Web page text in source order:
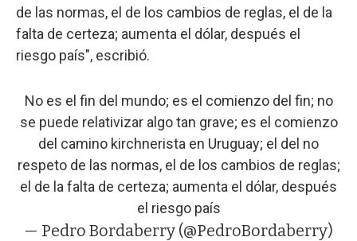
de las normas, el de los cambios de reglas, el de la
falta de certeza; aumenta el dólar, después el
riesgo país", escribió.
No es el fin del mundo; es el comienzo del fin; no
se puede relativizar algo tan grave; es el comienzo
del camino kirchnerista en Uruguay; el del no
respeto de las normas, el de los cambios de reglas;
el de la falta de certeza; aumenta el dólar, después
el riesgo país
— Pedro Bordaberry (@PedroBordaberry)